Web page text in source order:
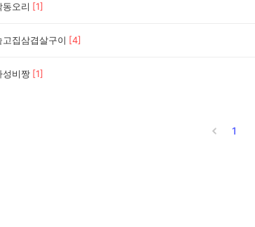
동오리 [1]
고집삼겹살구이 [4]
성비짱 [1]
1